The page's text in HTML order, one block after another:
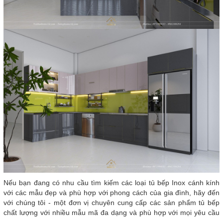
Nếu bạn đang có nhu cầu tìm kiếm các loại tủ bếp Inox cánh kính
với các mẫu đẹp và phù hợp với phong cách của gia đình, hãy đến
với chúng tôi - một đơn vị chuyên cung cấp các sản phẩm tủ bếp
chất lượng với nhiều mẫu mã đa dạng và phù hợp với mọi yêu cầu